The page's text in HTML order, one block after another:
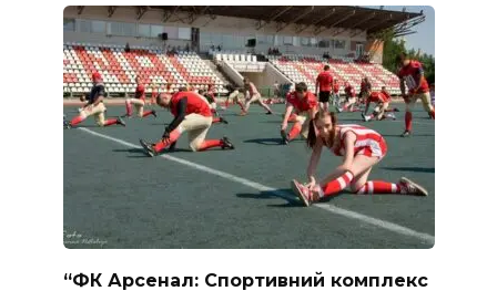
“ФК Арсенал: Спортивний комплекс